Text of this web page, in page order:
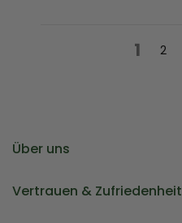
1 2
Über uns
Vertrauen & Zufriedenheit